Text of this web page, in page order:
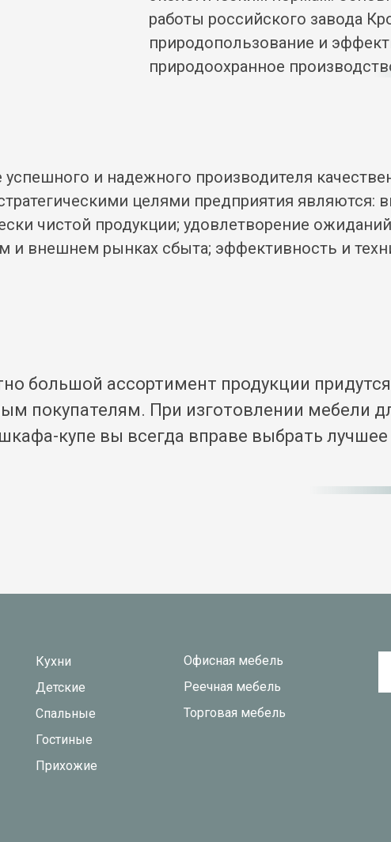
работы российского завода
природопользование и
природоохранное
и надежного производителя
целями предприятия являются:
чистой продукции; удовлетворение
и внешнем рынках сбыта; эффективность и
большой ассортимент продукции
покупателям. При изготовлении мебели
купе вы всегда вправе выбрать лучшее
Кухни
Детские
Спальные
Гостиные
Прихожие
Офисная мебель
Реечная мебель
Торговая мебель